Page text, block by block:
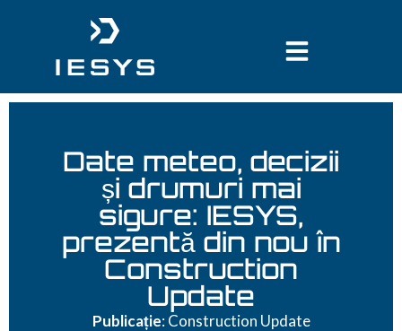
Date meteo, decizii
și drumuri mai
sigure: IESYS,
prezentă din nou în
Construction
Update
Publicație: Construction Update